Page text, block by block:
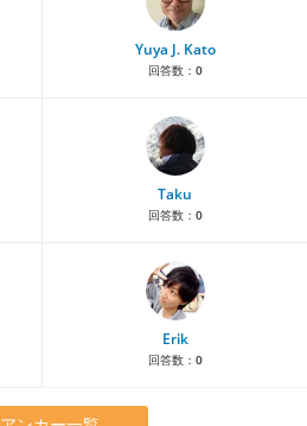
Yuya J. Kato
回答数： 0
Taku
回答数： 0
Erik
回答数： 0